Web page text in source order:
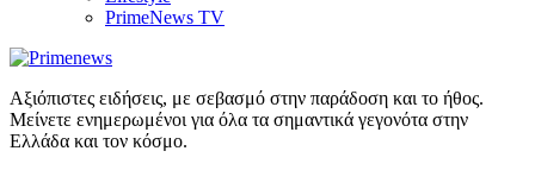
PrimeNews TV
Αξιόπιστες ειδήσεις, με σεβασμό στην παράδοση και το ήθος.
Μείνετε ενημερωμένοι για όλα τα σημαντικά γεγονότα στην
Ελλάδα και τον κόσμο.